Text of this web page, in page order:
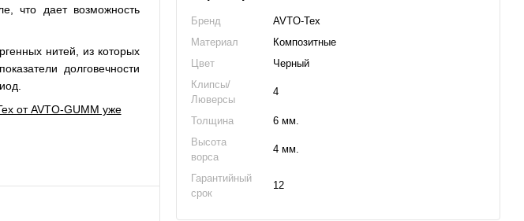
что дает возможность
нитей, из которых
долговечности
от AVTO-GUMM уже
Бренд
AVTO-Tex
Материал
Композитные
Цвет
Черный
Клипсы/
Люверсы
4
Толщина
6 мм.
Высота
ворса
4 мм.
Гарантийный
срок
12